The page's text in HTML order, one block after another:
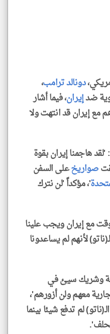
دونالد ترامب،
ضدإيران، فيما أشار
مع إيران قد انتهت ولا
هاجمنا إيران بقوة
صواريخعلى السفن
'، مؤكداً 'لن نترك
مع إيران ويجب علينا
لأنهم لم يساعدونا
وشريك سيئ في
معهم ولن أزورهم'،
لم تدفع شيئا بينما